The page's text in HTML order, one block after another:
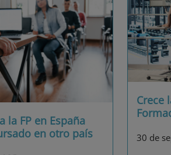
la FP en España
en otro país
Crece
30 de